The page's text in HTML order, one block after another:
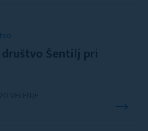
Šentilj pri